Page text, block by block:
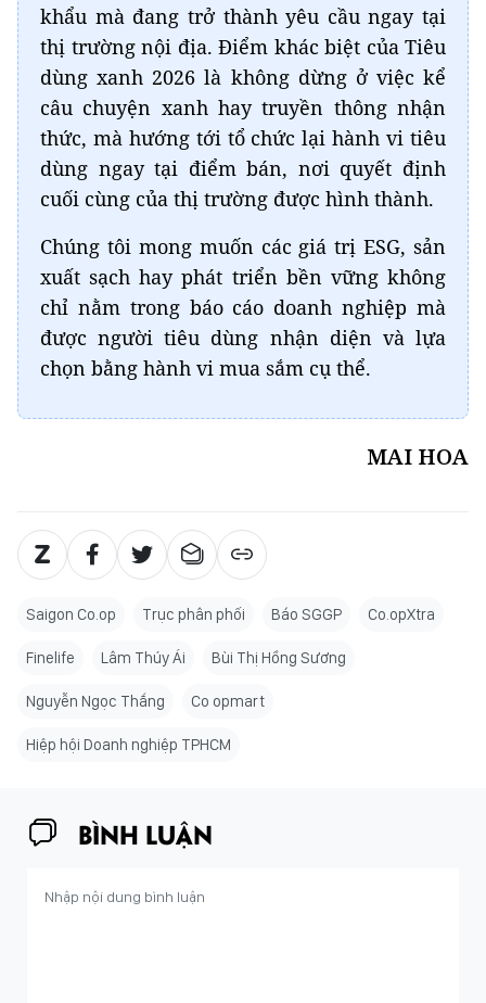
khẩu mà đang trở thành yêu cầu ngay tại
thị trường nội địa. Điểm khác biệt của Tiêu
dùng xanh 2026 là không dừng ở việc kể
câu chuyện xanh hay truyền thông nhận
thức, mà hướng tới tổ chức lại hành vi tiêu
dùng ngay tại điểm bán, nơi quyết định
cuối cùng của thị trường được hình thành.
Chúng tôi mong muốn các giá trị ESG, sản
xuất sạch hay phát triển bền vững không
chỉ nằm trong báo cáo doanh nghiệp mà
được người tiêu dùng nhận diện và lựa
chọn bằng hành vi mua sắm cụ thể.
MAI HOA
Saigon Co.op Trục phân phối Báo SGGP Co.opXtra
Finelife Lâm Thúy Ái Bùi Thị Hồng Sương
Nguyễn Ngọc Thắng Co opmart
Hiệp hội Doanh nghiệp TPHCM
BÌNH LUẬN